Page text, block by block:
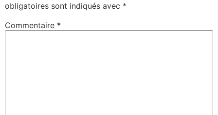
obligatoires sont indiqués avec *
Commentaire *